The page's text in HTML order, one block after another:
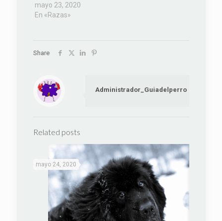
mayo 23, 2020
En «Razas»
Share
Administrador_Guiadelperro
Related posts
mayo 24, 2020